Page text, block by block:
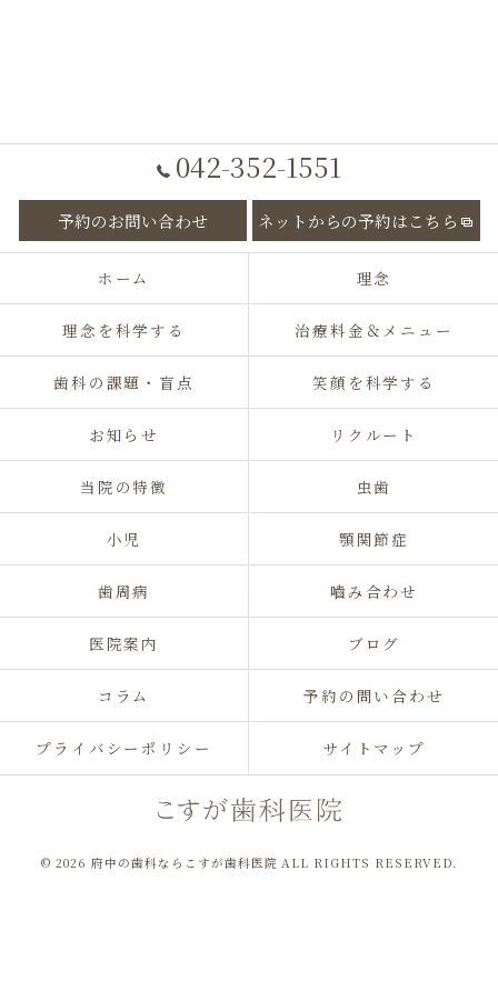
042-352-1551
予約のお問い合わせ ネットからの予約はこちら
ホーム 理念
理念を科学する 治療料金＆メニュー
歯科の課題・盲点 笑顔を科学する
お知らせ リクルート
当院の特徴 虫歯
小児 顎関節症
歯周病 嚙み合わせ
医院案内 ブログ
コラム 予約の問い合わせ
プライバシーポリシー サイトマップ
© 2026 府中の歯科ならこすが歯科医院 ALL RIGHTS RESERVED.